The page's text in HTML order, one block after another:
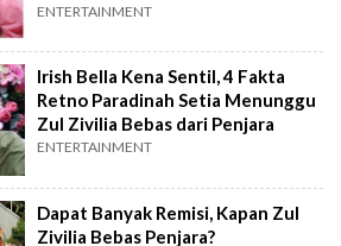
ENTERTAINMENT
Irish Bella Kena Sentil, 4 Fakta
Retno Paradinah Setia Menunggu
Zul Zivilia Bebas dari Penjara
ENTERTAINMENT
Dapat Banyak Remisi, Kapan Zul
Zivilia Bebas Penjara?